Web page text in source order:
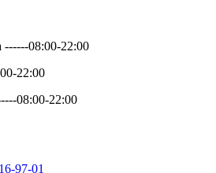
------08:00-22:00
22:00
08:00-22:00
97-01